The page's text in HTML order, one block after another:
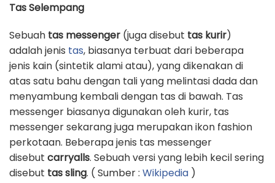
Tas Selempang
Sebuah tas messenger (juga disebut tas kurir)
adalah jenis tas, biasanya terbuat dari beberapa
jenis kain (sintetik alami atau), yang dikenakan di
atas satu bahu dengan tali yang melintasi dada dan
menyambung kembali dengan tas di bawah. Tas
messenger biasanya digunakan oleh kurir, tas
messenger sekarang juga merupakan ikon fashion
perkotaan. Beberapa jenis tas messenger
disebut carryalls. Sebuah versi yang lebih kecil sering
disebut tas sling. ( Sumber : Wikipedia )